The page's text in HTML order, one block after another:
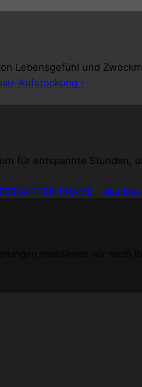
Lebensgefühl und
Aufstockung ›
für entspannte
GARTEN FRAME – das
realisieren wir